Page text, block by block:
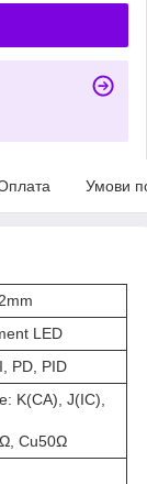
Умови
LED
PD, PID
K(CA), J(IC),
Cu50Ω